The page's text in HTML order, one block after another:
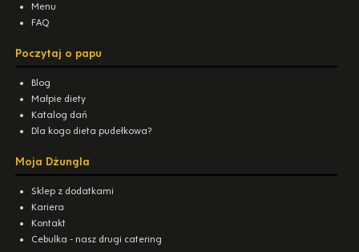
Menu
FAQ
Poczytaj o papu
Blog
Małpie diety
Katalog dań
Dla kogo dieta pudełkowa?
Moja Dżungla
Sklep z dodatkami
Kariera
Kontakt
Cebulka - nasz drugi catering